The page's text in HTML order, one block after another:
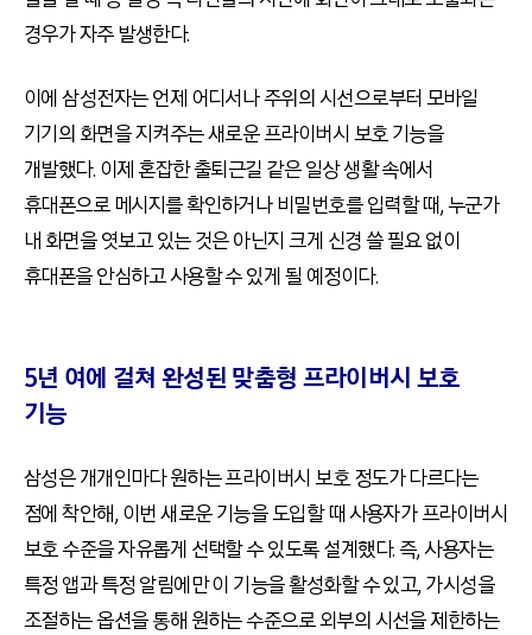
경우가 자주 발생한다.
이에 삼성전자는 언제 어디서나 주위의 시선으로부터 모바일
기기의 화면을 지켜주는 새로운 프라이버시 보호 기능을
개발했다. 이제 혼잡한 출퇴근길 같은 일상 생활 속에서
휴대폰으로 메시지를 확인하거나 비밀번호를 입력할 때, 누군가
내 화면을 엿보고 있는 것은 아닌지 크게 신경 쓸 필요 없이
휴대폰을 안심하고 사용할 수 있게 될 예정이다.
5년 여에 걸쳐 완성된 맞춤형 프라이버시 보호
기능
삼성은 개개인마다 원하는 프라이버시 보호 정도가 다르다는
점에 착안해, 이번 새로운 기능을 도입할 때 사용자가 프라이버시
보호 수준을 자유롭게 선택할 수 있도록 설계했다. 즉, 사용자는
특정 앱과 특정 알림에만 이 기능을 활성화할 수 있고, 가시성을
조절하는 옵션을 통해 원하는 수준으로 외부의 시선을 제한하는